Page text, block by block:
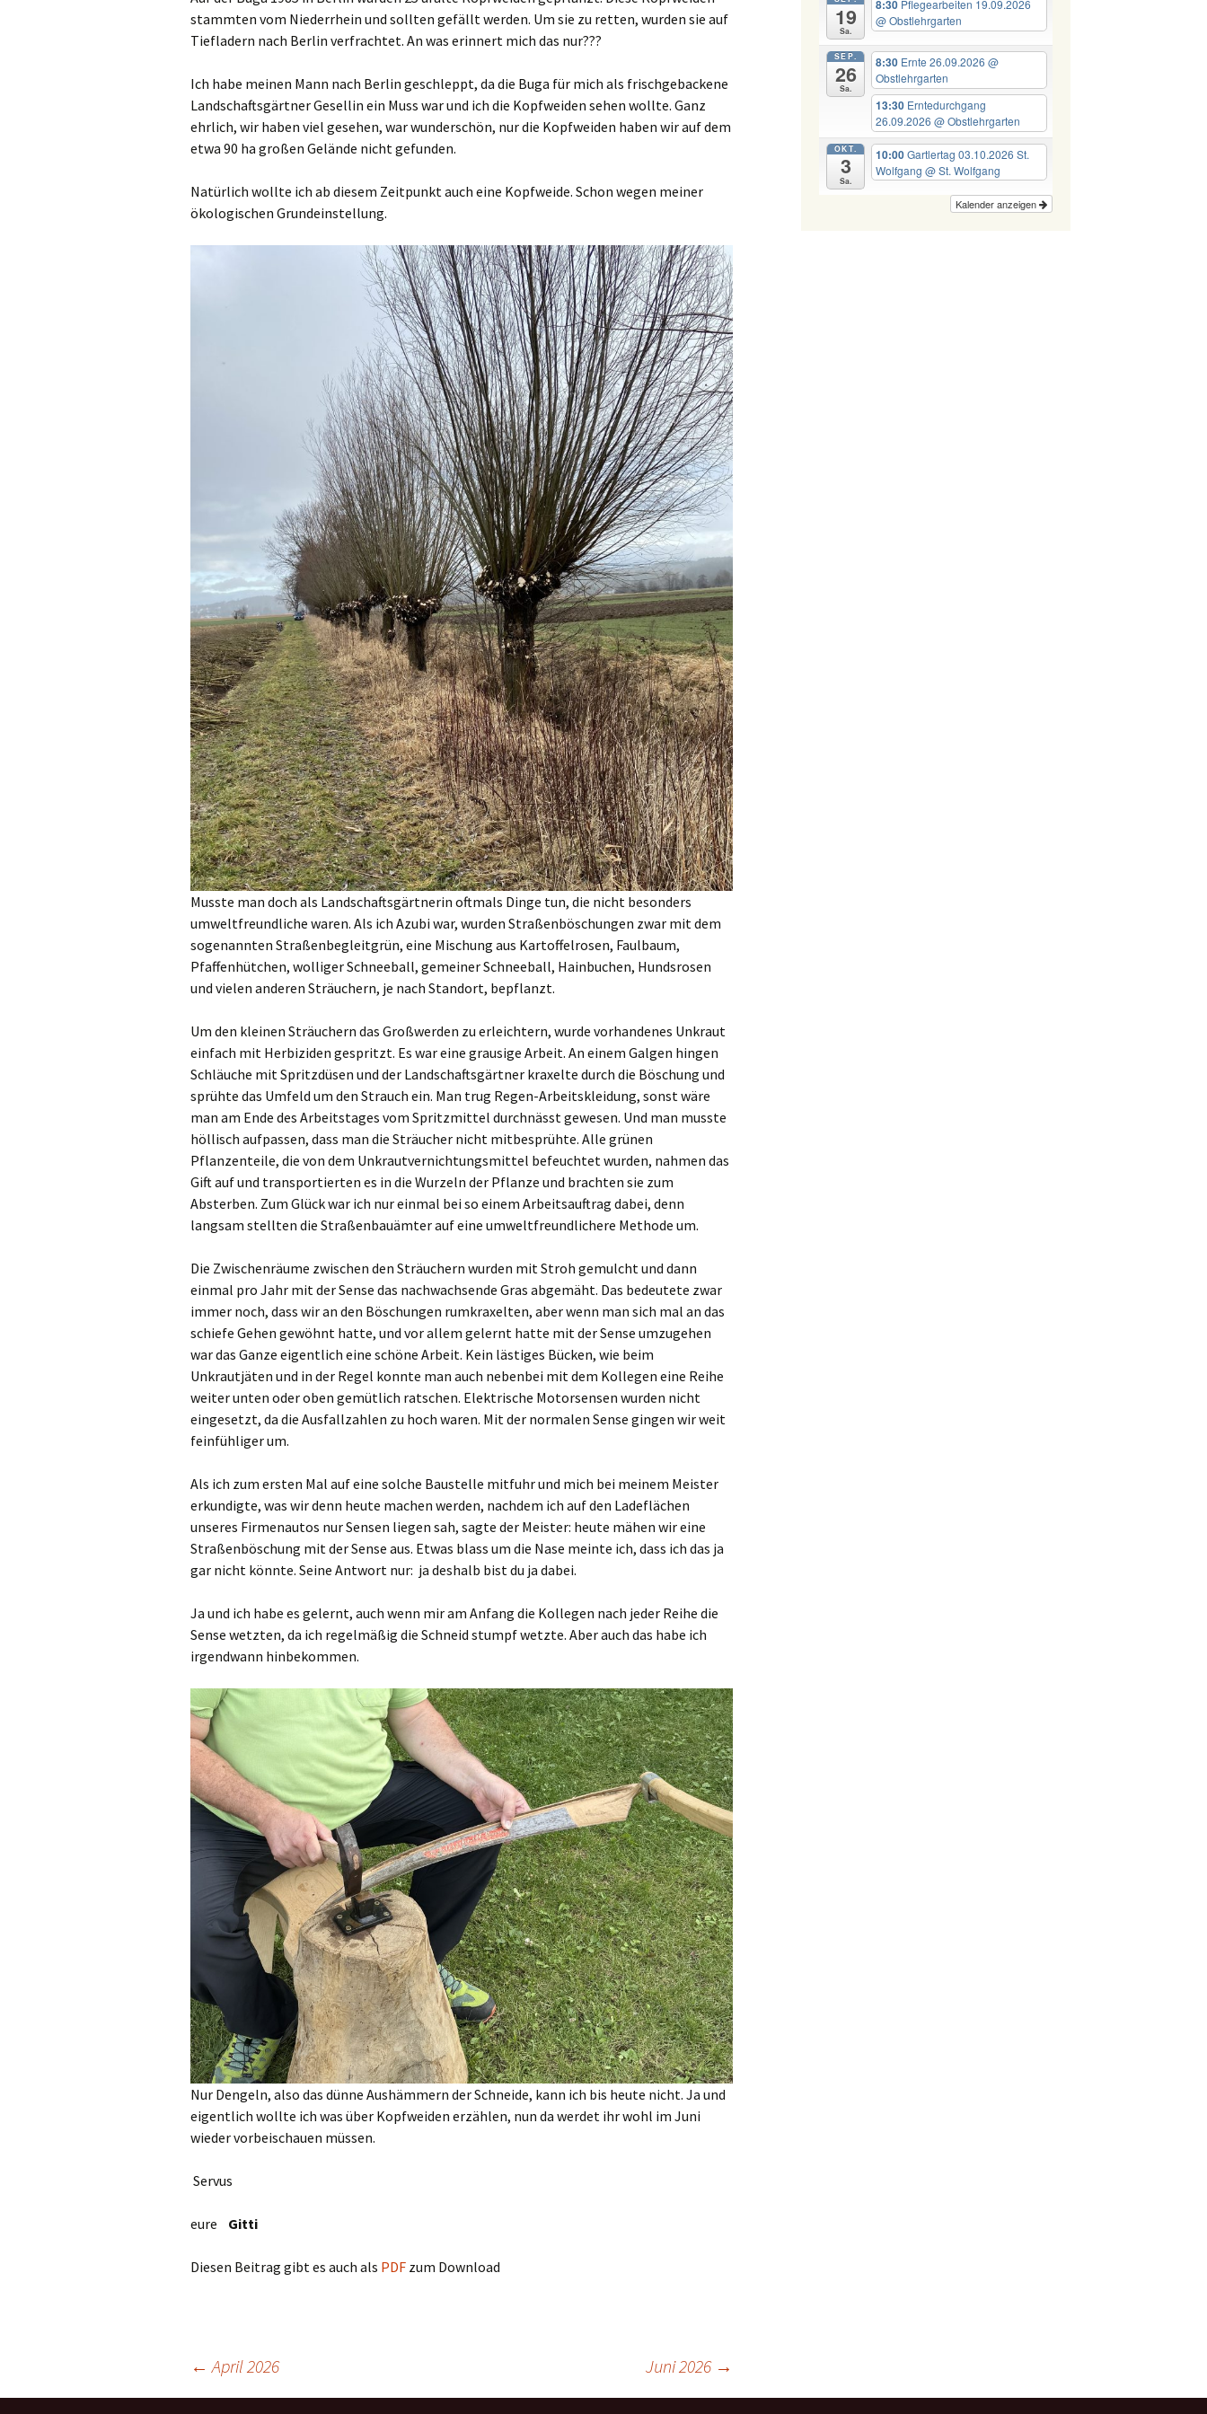
Gartenbauvereine des
Landkreises Erding
Fortbildungen für Kinder-
in Ortsvereinen des KGL
Erding
Weiterführende Links
Jugendgruppe?
Obstlehrgarten Aufbau
Lageplan
Geschichte
2020
stammten vom Niederrhein und sollten gefällt werden. Um sie zu retten, wurden sie auf
Tiefladern nach Berlin verfrachtet. An was erinnert mich das nur???
Ich habe meinen Mann nach Berlin geschleppt, da die Buga für mich als frischgebackene
Landschaftsgärtner Gesellin ein Muss war und ich die Kopfweiden sehen wollte. Ganz
ehrlich, wir haben viel gesehen, war wunderschön, nur die Kopfweiden haben wir auf dem
etwa 90 ha großen Gelände nicht gefunden.
Natürlich wollte ich ab diesem Zeitpunkt auch eine Kopfweide. Schon wegen meiner
ökologischen Grundeinstellung.
Musste man doch als Landschaftsgärtnerin oftmals Dinge tun, die nicht besonders
umweltfreundliche waren. Als ich Azubi war, wurden Straßenböschungen zwar mit dem
sogenannten Straßenbegleitgrün, eine Mischung aus Kartoffelrosen, Faulbaum,
Pfaffenhütchen, wolliger Schneeball, gemeiner Schneeball, Hainbuchen, Hundsrosen
und vielen anderen Sträuchern, je nach Standort, bepflanzt.
Um den kleinen Sträuchern das Großwerden zu erleichtern, wurde vorhandenes Unkraut
einfach mit Herbiziden gespritzt. Es war eine grausige Arbeit. An einem Galgen hingen
Schläuche mit Spritzdüsen und der Landschaftsgärtner kraxelte durch die Böschung und
sprühte das Umfeld um den Strauch ein. Man trug Regen-Arbeitskleidung, sonst wäre
man am Ende des Arbeitstages vom Spritzmittel durchnässt gewesen. Und man musste
höllisch aufpassen, dass man die Sträucher nicht mitbesprühte. Alle grünen
Pflanzenteile, die von dem Unkrautvernichtungsmittel befeuchtet wurden, nahmen das
Gift auf und transportierten es in die Wurzeln der Pflanze und brachten sie zum
Absterben. Zum Glück war ich nur einmal bei so einem Arbeitsauftrag dabei, denn
langsam stellten die Straßenbauämter auf eine umweltfreundlichere Methode um.
Die Zwischenräume zwischen den Sträuchern wurden mit Stroh gemulcht und dann
einmal pro Jahr mit der Sense das nachwachsende Gras abgemäht. Das bedeutete zwar
immer noch, dass wir an den Böschungen rumkraxelten, aber wenn man sich mal an das
schiefe Gehen gewöhnt hatte, und vor allem gelernt hatte mit der Sense umzugehen
war das Ganze eigentlich eine schöne Arbeit. Kein lästiges Bücken, wie beim
Unkrautjäten und in der Regel konnte man auch nebenbei mit dem Kollegen eine Reihe
weiter unten oder oben gemütlich ratschen. Elektrische Motorsensen wurden nicht
eingesetzt, da die Ausfallzahlen zu hoch waren. Mit der normalen Sense gingen wir weit
feinfühliger um.
Als ich zum ersten Mal auf eine solche Baustelle mitfuhr und mich bei meinem Meister
erkundigte, was wir denn heute machen werden, nachdem ich auf den Ladeflächen
unseres Firmenautos nur Sensen liegen sah, sagte der Meister: heute mähen wir eine
Straßenböschung mit der Sense aus. Etwas blass um die Nase meinte ich, dass ich das ja
gar nicht könnte. Seine Antwort nur: ja deshalb bist du ja dabei.
Ja und ich habe es gelernt, auch wenn mir am Anfang die Kollegen nach jeder Reihe die
Sense wetzten, da ich regelmäßig die Schneid stumpf wetzte. Aber auch das habe ich
irgendwann hinbekommen.
Nur Dengeln, also das dünne Aushämmern der Schneide, kann ich bis heute nicht. Ja und
eigentlich wollte ich was über Kopfweiden erzählen, nun da werdet ihr wohl im Juni
wieder vorbeischauen müssen.
Servus
eure Gitti
Diesen Beitrag gibt es auch als PDF zum Download
Beitragsnavigation
← April 2026 Juni 2026 →
19
Sa.
8:30 Pflegearbeiten 19.09.2026
@ Obstlehrgarten
SEP.
26
Sa.
8:30 Ernte 26.09.2026@
Obstlehrgarten
13:30 Erntedurchgang
26.09.2026@ Obstlehrgarten
OKT.
3
Sa.
10:00Gartlertag 03.10.2026 St.
Wolfgang@ St. Wolfgang
Kalender anzeigen